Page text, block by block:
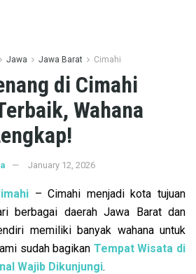
Jawa Jawa Barat Cimahi
di Cimahi
Wahana
January 12, 2026
– Cimahi menjadi kota tujuan
berbagai daerah Jawa Barat dan
memiliki banyak wahana untuk
sudah bagikan Tempat Wisata di
Wajib Dikunjungi.